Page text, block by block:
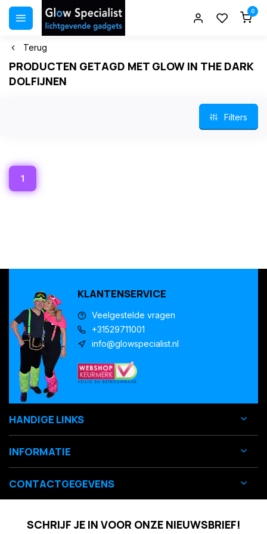
0
Terug
PRODUCTEN GETAGD MET GLOW IN THE DARK
DOLFIJNEN
Filters
1
KLANTENSERVICE
Veelgestelde vragen
+31529711001
info@glowspecialist.nl
HANDIGE LINKS
INFORMATIE
CONTACTGEGEVENS
SCHRIJF JE IN VOOR ONZE NIEUWSBRIEF!